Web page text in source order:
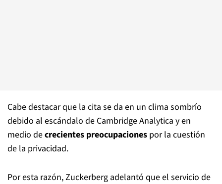
Cabe destacar que la cita se da en un clima sombrío
debido al escándalo de Cambridge Analytica y en
medio decrecientes preocupaciones por la cuestión
de la privacidad.
Por esta razón, Zuckerberg adelantó que el servicio de